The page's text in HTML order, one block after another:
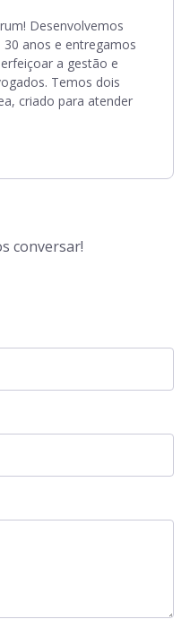
Desenvolvemos
anos e entregamos
a gestão e
Temos dois
criado para atender
conversar!